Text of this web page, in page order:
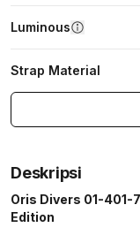
Luminous
Strap Material
Deskripsi
Oris Divers 01-401-
Edition